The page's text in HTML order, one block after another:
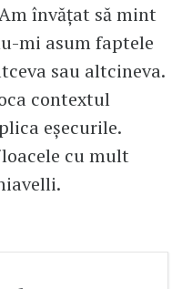
învățat să mint
mi asum faptele
sau altcineva.
contextul
eșecurile.
cu mult